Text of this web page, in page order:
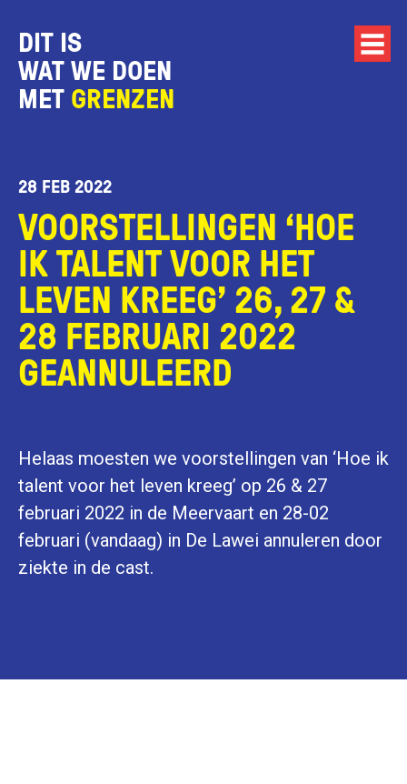
DIT IS
WAT WE DOEN
METGRENZEN
28 FEB 2022
VOORSTELLINGEN ‘HOE
IK TALENT VOOR HET
LEVEN KREEG’ 26, 27 &
28 FEBRUARI 2022
GEANNULEERD
Helaas moesten we voorstellingen van ‘Hoe ik
talent voor het leven kreeg’ op 26 & 27
februari 2022 in de Meervaart en 28-02
februari (vandaag) in De Lawei annuleren door
ziekte in de cast.